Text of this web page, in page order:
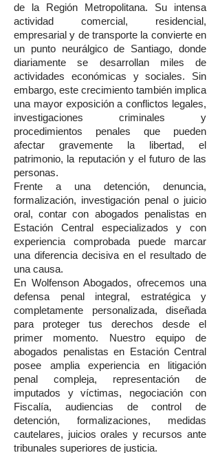
de la Región Metropolitana. Su intensa
actividad comercial, residencial,
empresarial y de transporte la convierte en
un punto neurálgico de Santiago, donde
diariamente se desarrollan miles de
actividades económicas y sociales. Sin
embargo, este crecimiento también implica
una mayor exposición a conflictos legales,
investigaciones criminales y
procedimientos penales que pueden
afectar gravemente la libertad, el
patrimonio, la reputación y el futuro de las
personas.
Frente a una detención, denuncia,
formalización, investigación penal o juicio
oral, contar con abogados penalistas en
Estación Central especializados y con
experiencia comprobada puede marcar
una diferencia decisiva en el resultado de
una causa.
En Wolfenson Abogados, ofrecemos una
defensa penal integral, estratégica y
completamente personalizada, diseñada
para proteger tus derechos desde el
primer momento. Nuestro equipo de
abogados penalistas en Estación Central
posee amplia experiencia en litigación
penal compleja, representación de
imputados y víctimas, negociación con
Fiscalía, audiencias de control de
detención, formalizaciones, medidas
cautelares, juicios orales y recursos ante
tribunales superiores de justicia.